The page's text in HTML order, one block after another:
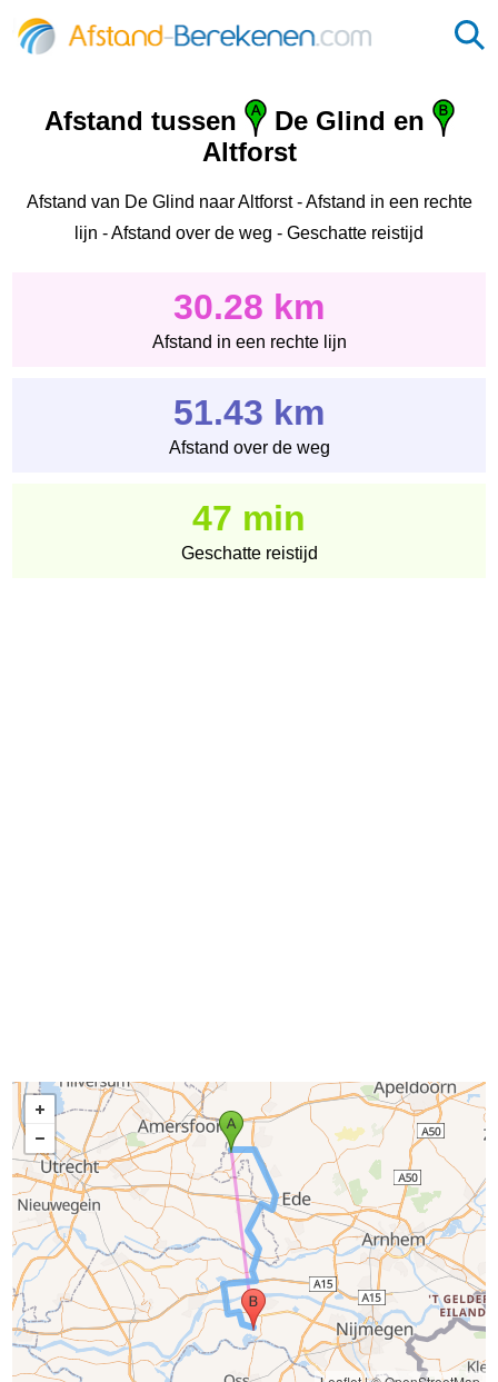
Afstand tussen
De Glind en
Altforst
Afstand van De Glind naar Altforst - Afstand in een rechte
lijn - Afstand over de weg - Geschatte reistijd
30.28 km
Afstand in een rechte lijn
51.43 km
Afstand over de weg
47 min
Geschatte reistijd